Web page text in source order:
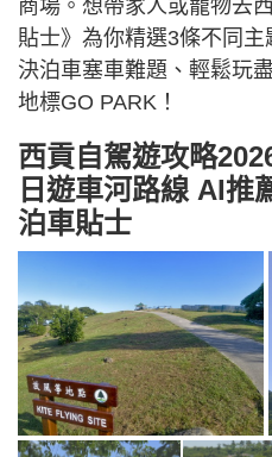
商場。想帶家人或寵物去
貼士》為你精選3條不同
決泊車塞車難題、輕鬆玩
地標GO PARK！
西貢自駕遊攻略
日遊車河路線 AI推
泊車貼士